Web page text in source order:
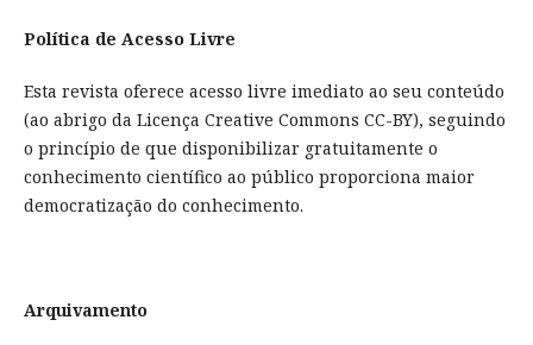
Política de Acesso Livre
Esta revista oferece acesso livre imediato ao seu conteúdo
(ao abrigo da Licença Creative Commons CC-BY), seguindo
o princípio de que disponibilizar gratuitamente o
conhecimento científico ao público proporciona maior
democratização do conhecimento.
Arquivamento